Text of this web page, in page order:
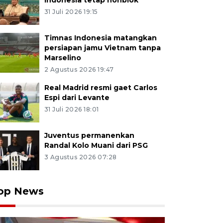
31 Juli 2026 19:15
Timnas Indonesia matangkan
persiapan jamu Vietnam tanpa
Marselino
2 Agustus 2026 19:47
Real Madrid resmi gaet Carlos
Espi dari Levante
31 Juli 2026 18:01
Juventus permanenkan
Randal Kolo Muani dari PSG
3 Agustus 2026 07:28
News